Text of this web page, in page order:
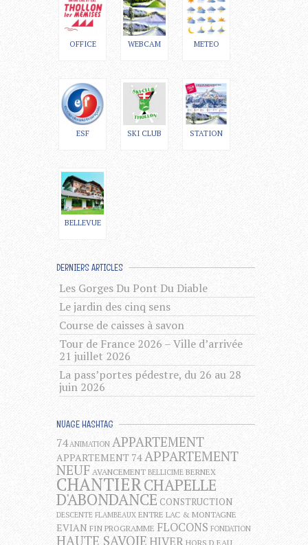
OFFICE WEBCAM METEO
ESF SKI CLUB STATION
BELLEVUE
DERNIERS ARTICLES
Les Gorges Du Pont Du Diable
Le jardin des cinq sens
Course de caisses à savon
Tour de France 2026 – Ville d’arrivée
21 juillet 2026
La pass’portes pédestre, du 26 au 28
juin 2026
NUAGE HASHTAG
74 ANIMATION APPARTEMENT
APPARTEMENT 74APPARTEMENT
NEUF AVANCEMENT BELLICIME BERNEX
CHANTIERCHAPELLE
D'ABONDANCE CONSTRUCTION
DESCENTE FLAMBEAUX ENTRE LAC & MONTAGNE
EVIAN FIN PROGRAMME FLOCONS FONDATION
HAUTE SAVOIEHIVER HORS D EAU